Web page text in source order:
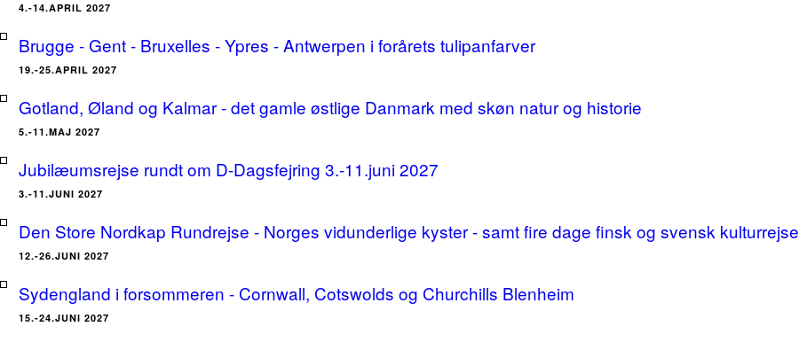
4.-14.APRIL 2027
Brugge - Gent - Bruxelles - Ypres - Antwerpen i forårets tulipanfarver
19.-25.APRIL 2027
Gotland, Øland og Kalmar - det gamle østlige Danmark med skøn natur og historie
5.-11.MAJ 2027
Jubilæumsrejse rundt om D-Dagsfejring 3.-11.juni 2027
3.-11.JUNI 2027
Den Store Nordkap Rundrejse - Norges vidunderlige kyster - samt fire dage finsk og svensk kulturrejse
12.-26.JUNI 2027
Sydengland i forsommeren - Cornwall, Cotswolds og Churchills Blenheim
15.-24.JUNI 2027